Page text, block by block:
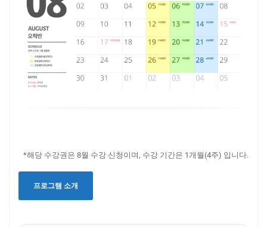
*해당 수강권은 8월 수강 신청이며, 수강 기간은 1개월(4주) 입니다.
프로그램 소개